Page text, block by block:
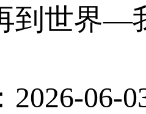
到世界—
2026-06-